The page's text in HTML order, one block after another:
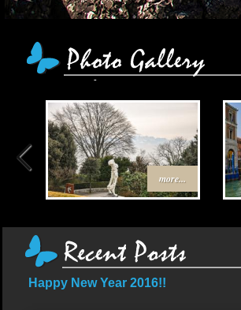
more...
Happy New Year 2016!!